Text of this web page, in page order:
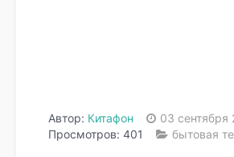
Автор: Китафон
03 сентября
Просмотров: 401
бытовая